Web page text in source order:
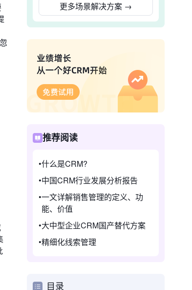
更多场景解决方案 →
推荐阅读
什么是CRM?
中国CRM行业发展分析报告
一文详解销售管理的定义、功
能、价值
大中型企业CRM国产替代方案
精细化线索管理
目录